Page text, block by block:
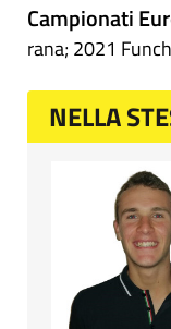
Campionati
rana; 2021
NELLA